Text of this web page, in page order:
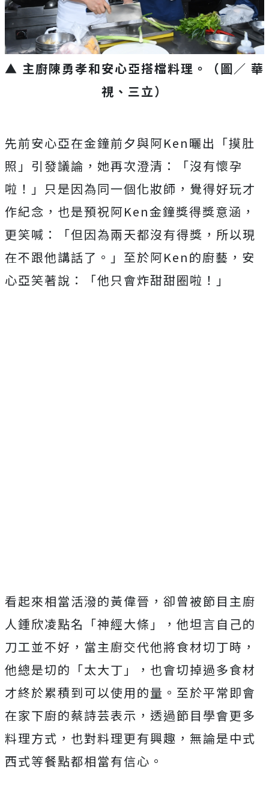
▲ 主廚陳勇孝和安心亞搭檔料理 。（圖／ 華
視、三立）
先前安心亞在金鐘前夕與阿Ken曬出「摸肚
照」引發議論，她再次澄清：「沒有懷孕
啦！」只是因為同一個化妝師，覺得好玩才
作紀念，也是預祝阿Ken金鐘獎得獎意涵，
更笑喊：「但因為兩天都沒有得獎，所以現
在不跟他講話了。」至於阿Ken的廚藝，安
心亞笑著說：「他只會炸甜甜圈啦！」
看起來相當活潑的黃偉晉，卻曾被節目主廚
人鍾欣凌點名「神經大條」，他坦言自己的
刀工並不好， 當主廚交代他將食材切丁時，
他總是切的「太大丁」， 也會切掉過多食材
才終於累積到可以使用的量。 至於平常即會
在家下廚的蔡詩芸表示，透過節目學會更多
料理方式， 也對料理更有興趣，無論是中式
西式等餐點都相當有信心。